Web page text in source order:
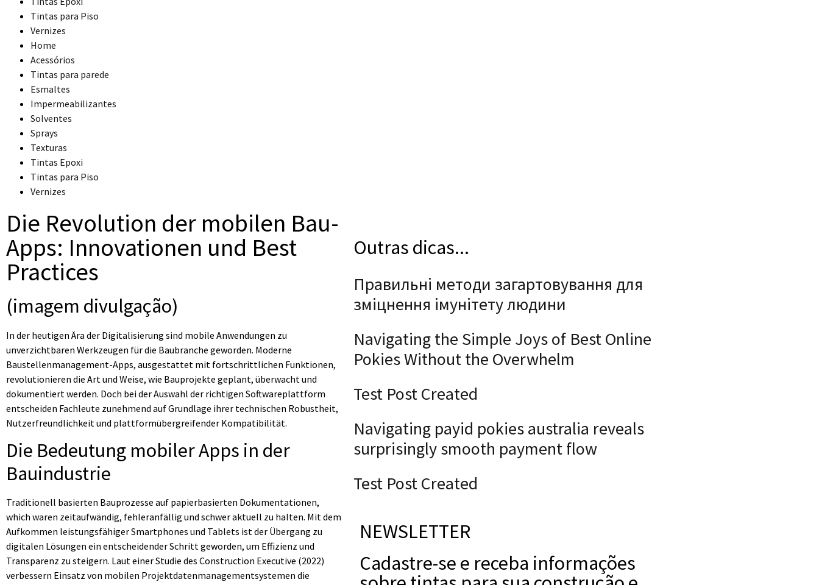
Tintas para Piso
Vernizes
Home
Acessórios
Tintas para parede
Esmaltes
Impermeabilizantes
Solventes
Sprays
Texturas
Tintas Epoxi
Tintas para Piso
Vernizes
Die Revolution der mobilen Bau-
Apps: Innovationen und Best
Practices
(imagem divulgação)
In der heutigen Ära der Digitalisierung sind mobile Anwendungen zu
unverzichtbaren Werkzeugen für die Baubranche geworden. Moderne
Baustellenmanagement-Apps, ausgestattet mit fortschrittlichen Funktionen,
revolutionieren die Art und Weise, wie Bauprojekte geplant, überwacht und
dokumentiert werden. Doch bei der Auswahl der richtigen Softwareplattform
entscheiden Fachleute zunehmend auf Grundlage ihrer technischen Robustheit,
Nutzerfreundlichkeit und plattformübergreifender Kompatibilität.
Die Bedeutung mobiler Apps in der
Bauindustrie
Traditionell basierten Bauprozesse auf papierbasierten Dokumentationen,
which waren zeitaufwändig, fehleranfällig und schwer aktuell zu halten. Mit dem
Aufkommen leistungsfähiger Smartphones und Tablets ist der Übergang zu
digitalen Lösungen ein entscheidender Schritt geworden, um Effizienz und
Transparenz zu steigern. Laut einer Studie des Construction Executive (2022)
verbessern Einsatz von mobilen Projektdatenmanagementsystemen die
Outras dicas...
Правильні методи загартовування для
зміцнення імунітету людини
Navigating the Simple Joys of Best Online
Pokies Without the Overwhelm
Test Post Created
Navigating payid pokies australia reveals
surprisingly smooth payment flow
Test Post Created
NEWSLETTER
Cadastre-se e receba informações